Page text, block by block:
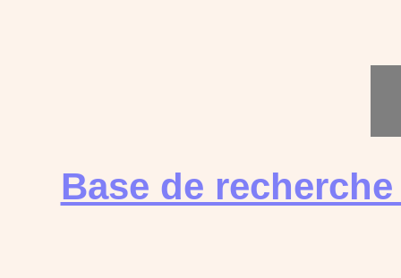
Base de